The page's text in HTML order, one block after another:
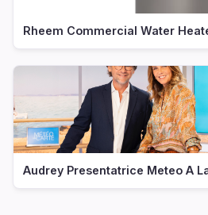
Rheem Commercial Water
Audrey Presentatrice Meteo A